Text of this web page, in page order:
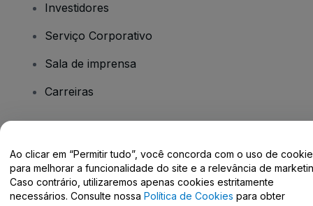
Investidores
Serviço Corporativo
Sala de imprensa
Carreiras
Centro de Ajuda / Fale Conosco
Ao clicar em “Permitir tudo”, você concorda com o uso de
para melhorar a funcionalidade do site e a relevância de
Caso contrário, utilizaremos apenas cookies estritamente
necessários. Consulte nossa Política de Cookies para obter